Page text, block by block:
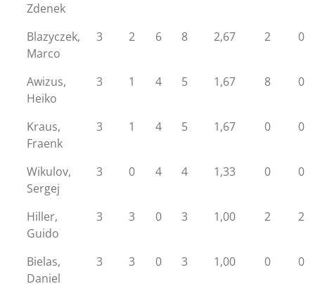
Zdenek
Blazyczek,
Marco
3 2 6 8 2,67 2 0
Awizus,
Heiko
3 1 4 5 1,67 8 0
Kraus,
Fraenk
3 1 4 5 1,67 0 0
Wikulov,
Sergej
3 0 4 4 1,33 0 0
Hiller,
Guido
3 3 0 3 1,00 2 2
Bielas,
Daniel
3 3 0 3 1,00 0 0